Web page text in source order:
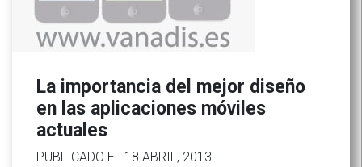
La importancia del mejor diseño
en las aplicaciones móviles
actuales
PUBLICADO EL 18 ABRIL, 2013